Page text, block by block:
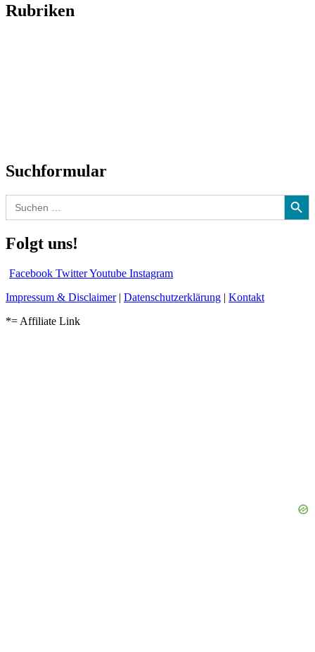
Rubriken
Suchformular
Search
for:
Search Button
Folgt uns!
Facebook TwitterYoutube Instagram
Impressum & Disclaimer| Datenschutzerklärung | Kontakt
*= Affiliate Link